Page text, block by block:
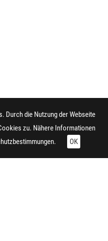
Durch die Nutzung der Webseite
zu. Nähere Informationen
OK